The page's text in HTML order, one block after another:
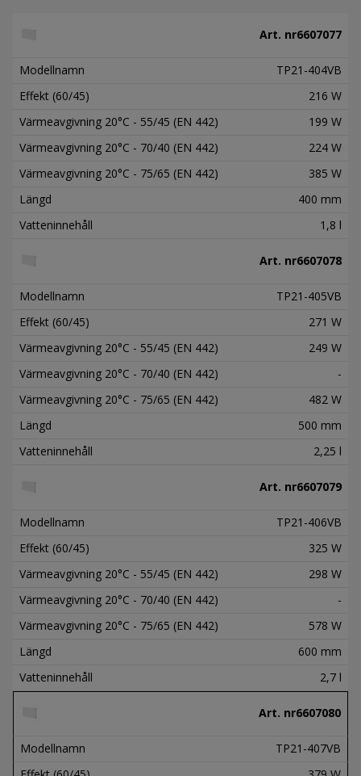
Art. nr6607077
Modellnamn
TP21-404VB
Effekt (60/45)
216 W
Värmeavgivning 20°C - 55/45 (EN 442)
199 W
Värmeavgivning 20°C - 70/40 (EN 442)
224 W
Värmeavgivning 20°C - 75/65 (EN 442)
385 W
Längd
400 mm
Vatteninnehåll
1,8 l
Art. nr6607078
Modellnamn
TP21-405VB
Effekt (60/45)
271 W
Värmeavgivning 20°C - 55/45 (EN 442)
249 W
Värmeavgivning 20°C - 70/40 (EN 442)
-
Värmeavgivning 20°C - 75/65 (EN 442)
482 W
Längd
500 mm
Vatteninnehåll
2,25 l
Art. nr6607079
Modellnamn
TP21-406VB
Effekt (60/45)
325 W
Värmeavgivning 20°C - 55/45 (EN 442)
298 W
Värmeavgivning 20°C - 70/40 (EN 442)
-
Värmeavgivning 20°C - 75/65 (EN 442)
578 W
Längd
600 mm
Vatteninnehåll
2,7 l
Art. nr6607080
Modellnamn
TP21-407VB